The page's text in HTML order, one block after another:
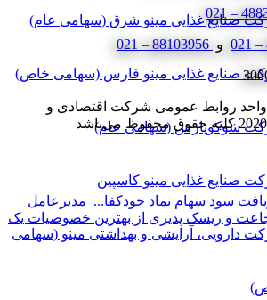
صنایع غذایی مینو شرق (سهامی عام)
صنایع غذایی مینو فارس (سهامی خاص)
شوکوپارس (سهامی عام)
صنایع غذایی مینو کاسپین
دارویی، آرایشی و بهداشتی مینو (سهامی
و
روابط عمومی شرکت اقتصادی و
سود سهام نماد خودکفا... مدیرعامل
و ریسک پذیری از بهترین خصوصیات یک